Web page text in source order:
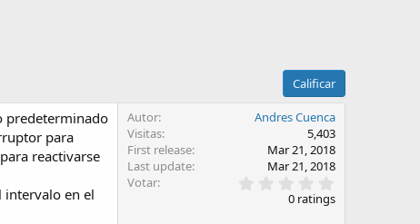
Calificar
predeterminado
para
reactivarse
intervalo en el
Autor
Andres Cuenca
Visitas
5,403
First release
Mar 21, 2018
Last update
Mar 21, 2018
Votar
.
0 ratings